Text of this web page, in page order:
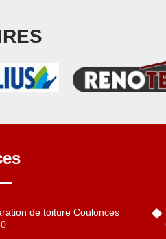
de toiture Coulonces